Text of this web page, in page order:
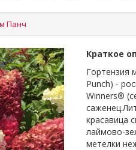
Панч
Краткое
Гортензия
Punch) -
Winners®
красавица
лаймово-
метелки